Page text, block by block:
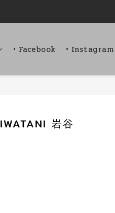
• Facebook • Instagram
IWATANI 岩谷